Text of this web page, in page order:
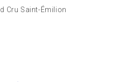
Cru Saint-Émilion